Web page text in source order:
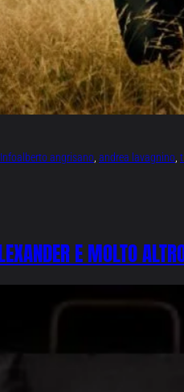
Infoalberto angrisano andrea lavagnino
E MOLTO